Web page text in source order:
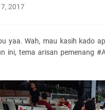
2017
yaa. Wah, mau kasih kado
ini, tema arisan pemenang